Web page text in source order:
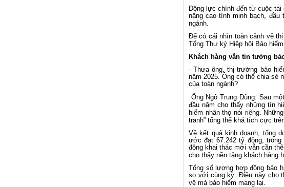
Động lực chính đến từ cuộc tái
nâng cao tính minh bạch, đầu
ngành.
Để có cái nhìn toàn cảnh về
Tổng Thư ký Hiệp hội Bảo
Khách hàng vẫn tin tưởng
- Thưa ông, thị trường bảo
năm 2025. Ông có thể chia sẻ
của toàn ngành?
Ông Ngô Trung Dũng: Sau
đầu năm cho thấy những tín
hiểm nhân thọ nói riêng.
tranh” tổng thể khá tích cực
Về kết quả kinh doanh, tổng
ước đạt 67.242 tỷ đồng,
động khai thác mới vẫn cần
cho thấy nền tảng khách hàng
Tổng số lượng hợp đồng bảo
so với cùng kỳ. Điều này cho
vệ mà bảo hiểm mang lại.